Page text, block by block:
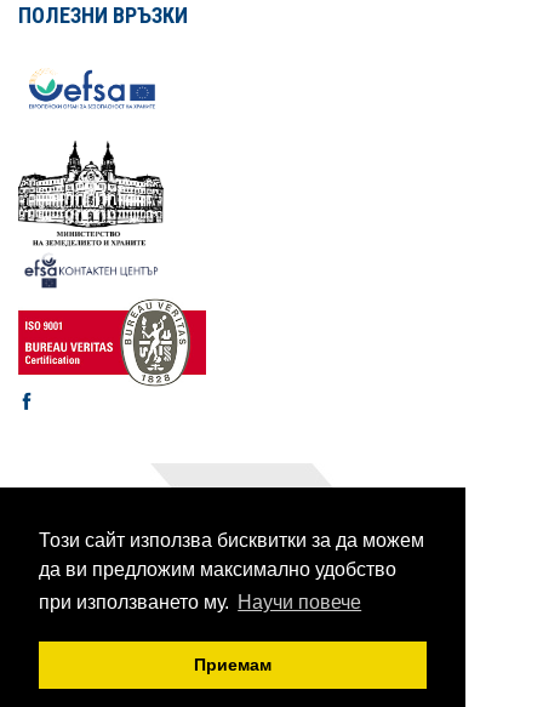
Този сайт използва бисквитки за да можем
да ви предложим максимално удобство
при използването му. Научи повече
Приемам
ПОЛЕЗНИ ВРЪЗКИ
© 2003-2026 CORHV
Всички права запазени.